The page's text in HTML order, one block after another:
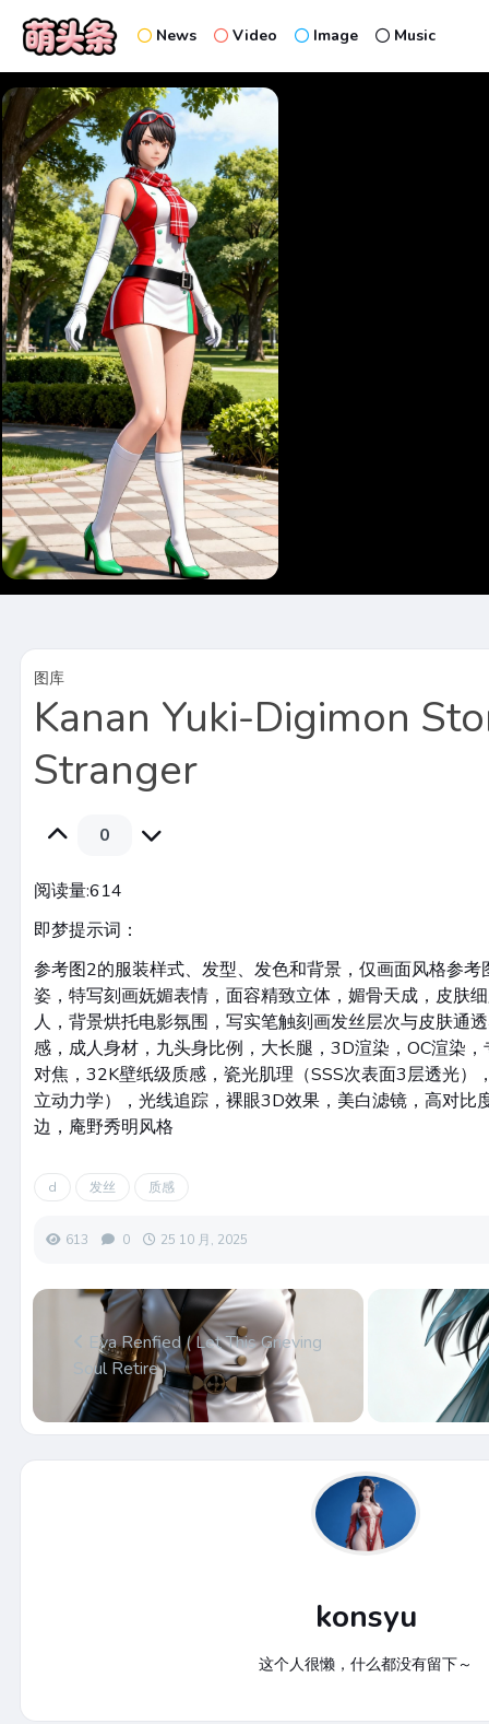
News Video Image Music
图库
Kanan Yuki-Digimon
Stranger
0
阅读量:614
即梦提示词：
参考图2的服装样式、发型、发色和背景，仅画面风格参
姿，特写刻画妩媚表情，面容精致立体，媚骨天成，皮肤
人，背景烘托电影氛围，写实笔触刻画发丝层次与皮肤通
感，成人身材，九头身比例，大长腿，3D渲染，OC渲染
对焦，32K壁纸级质感，瓷光肌理（SSS次表面3层透光）
立动力学），光线追踪，裸眼3D效果，美白滤镜，高对比
边，庵野秀明风格
d 发丝 质感
613 0 25 10 月, 2025
Eva Renfied ( Let This Grieving
Soul Retire )
konsyu
这个人很懒，什么都没有留下～